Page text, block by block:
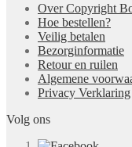
Over Copyright
Hoe bestellen?
Veilig betalen
Bezorginformatie
Retour en ruilen
Algemene
Privacy Verklaring
Volg ons